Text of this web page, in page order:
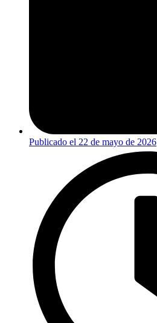
Publicado el 22 de mayo de 2026